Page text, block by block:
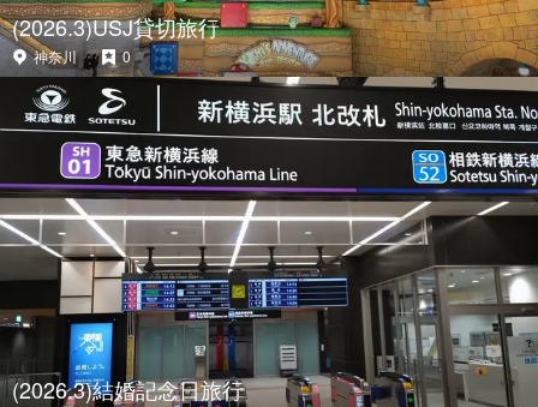
(2026.3)USJ貸切旅行
神奈川 0
(2026.3)結婚記念日旅行